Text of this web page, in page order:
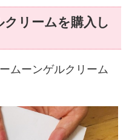
リームを購入し
ムーンゲルクリーム